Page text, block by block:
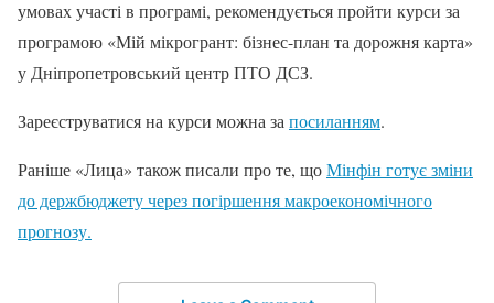
умовах участі в програмі, рекомендується пройти курси за
програмою «Мій мікрогрант: бізнес-план та дорожня карта»
у Дніпропетровський центр ПТО ДСЗ.
Зареєструватися на курси можна за посиланням.
Раніше «Лица» також писали про те, щоМінфін готує зміни
до держбюджету через погіршення макроекономічного
прогнозу.